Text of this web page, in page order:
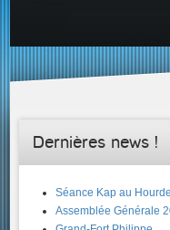
Proposer un lien sur
Proposer un
Dernières news !
Séance Kap au
Assemblée Générale